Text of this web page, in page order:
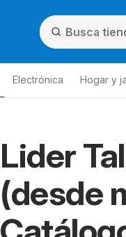
Electrónica Hogar y
Lider
(desde